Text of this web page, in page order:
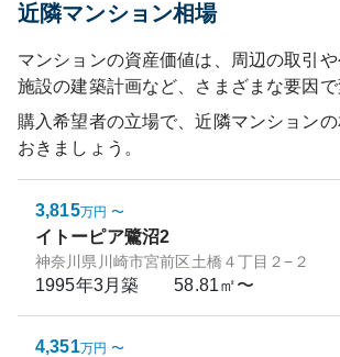
近隣マンション相場
マンションの資産価値は、周辺の取引
施設の建築計画など、さまざまな要因で
購入希望者の立場で、近隣マンション
おきましょう。
3,815万円 〜
イトーピア鷺沼2
神奈川県川崎市宮前区土橋４丁目２−２
1995年3月築 58.81㎡〜
4,351万円 〜